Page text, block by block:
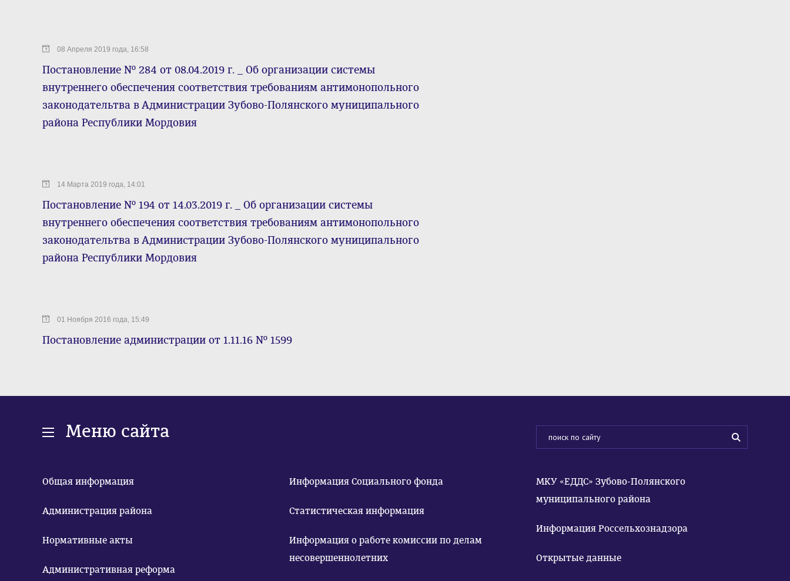
08 Апреля 2019 года, 16:58
Постановление № 284 от 08.04.2019 г. _ Об организации системы
внутреннего обеспечения соответствия требованиям антимонопольного
законодательтва в Администрации Зубово-Полянского муниципального
района Республики Мордовия
14 Марта 2019 года, 14:01
Постановление № 194 от 14.03.2019 г. _ Об организации системы
внутреннего обеспечения соответствия требованиям антимонопольного
законодательтва в Администрации Зубово-Полянского муниципального
района Республики Мордовия
01 Ноября 2016 года, 15:49
Постановление администрации от 1.11.16 № 1599
Меню сайта
Общая информация
Администрация района
Нормативные акты
Административная реформа
Информация Социального фонда
Статистическая информация
Информация о работе комиссии по делам
несовершеннолетних
МКУ «ЕДДС» Зубово-Полянского
муниципального района
Информация Россельхознадзора
Открытые данные